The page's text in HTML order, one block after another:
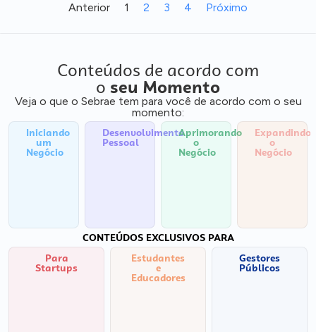
Anterior 1 2 3 4 Próximo
Conteúdos de acordo com
o seu Momento
Veja o que o Sebrae tem para você de acordo com o seu
momento:
Iniciando
um
Negócio
Desenvolvimento
Pessoal
Aprimorando
o
Negócio
Expandindo
o
Negócio
CONTEÚDOS EXCLUSIVOS PARA
Para
Startups
Estudantes
e
Educadores
Gestores
Públicos